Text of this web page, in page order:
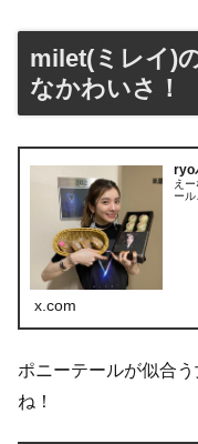
milet(ミレイ)
なかわいさ！
ryo
え
ー
x.com
ポニーテールが似合
ね！